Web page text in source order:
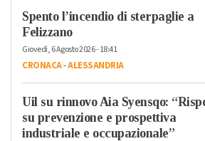
Spento l’incendio di sterpaglie a
Felizzano
Giovedì, 6 Agosto 2026 - 18:41
CRONACA-ALESSANDRIA
Uil su rinnovo Aia Syensqo:
su prevenzione e prospettiva
industriale e occupazionale”